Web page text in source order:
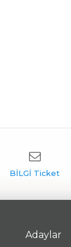
Adaylar